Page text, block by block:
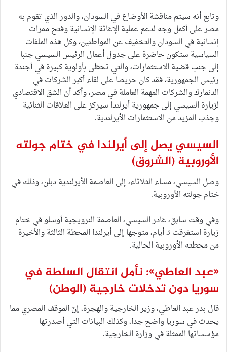
وتابع أنه سيتم مناقشة الأوضاع في السودان، والدور الذي تقوم به
مصر على أكمل وجه لدعم عملية الإغاثة الإنسانية وفتح ممرات
إنسانية في السودان والتخفيف عن المواطنين، وكل هذه الملفات
السياسية ستكون حاضرة على جدول أعمال الرئيس السيسي جنبا
إلى جنب قضية الاستثمارات، والتي تحظى بأولوية كبيرة في أجندة
رئيس الجمهورية، فقد كان حريصا على لقاء أكبر الشركات في
الدنمارك والشركات المهمة العاملة في مصر، وأكد أنّ الشق الاقتصادي
لزيارة السيسي إلى جمهورية أيرلندا سيركز على العلاقات الثنائية
وجذب المزيد من الاستثمارات الأيرلندية.
السيسي يصل إلى أيرلندا في ختام جولته
الأوروبية(الشروق)
وصل السيسي، مساء الثلاثاء، إلى العاصمة الأيرلندية دبلن، وذلك في
ختام جولته الأوروبية.
وفي وقت سابق، غادر السيسي، العاصمة النرويجية أوسلو في ختام
زيارة استغرقت 3 أيام، متوجها إلى أيرلندا المحطة الثالثة والأخيرة
من محطته الأوروبية الحالية.
«عبد العاطي»: نأمل انتقال السلطة في
سوريا دون تدخلات خارجية(الوطن)
قال بدر عبد العاطي، وزير الخارجية والهجرة، إنّ الموقف المصري مما
يحدث في سوريا واضح جدا، وكذلك البيانات التي أصدرتها
مؤسساتها الممثلة في وزارة الخارجية.